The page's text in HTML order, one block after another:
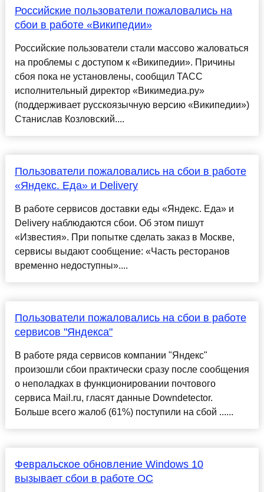
Российские пользователи пожаловались на
сбои в работе «Википедии»
Российские пользователи стали массово жаловаться
на проблемы с доступом к «Википедии». Причины
сбоя пока не установлены, сообщил ТАСС
исполнительный директор «Викимедиа.ру»
(поддерживает русскоязычную версию «Википедии»)
Станислав Козловский....
Пользователи пожаловались на сбои в работе
«Яндекс. Еда» и Delivery
В работе сервисов доставки еды «Яндекс. Еда» и
Delivery наблюдаются сбои. Об этом пишут
«Известия». При попытке сделать заказ в Москве,
сервисы выдают сообщение: «Часть ресторанов
временно недоступны»....
Пользователи пожаловались на сбои в работе
сервисов "Яндекса"
В работе ряда сервисов компании "Яндекс"
произошли сбои практически сразу после сообщения
о неполадках в функционировании почтового
сервиса Mail.ru, гласят данные Downdetector.
Больше всего жалоб (61%) поступили на сбой ......
Февральское обновление Windows 10
вызывает сбои в работе ОС